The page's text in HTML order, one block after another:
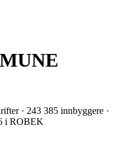
· 243 385 innbyggere ·
i ROBEK